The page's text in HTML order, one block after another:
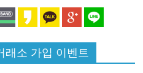
래소 가입 이벤트